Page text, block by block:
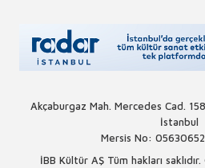
Akçaburgaz Mah. Mercedes Cad.
İstanbul
Mersis No:
İBB Kültür AŞ Tüm hakları